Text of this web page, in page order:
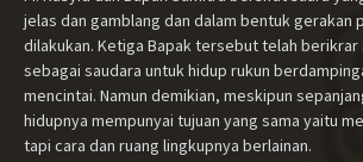
jelas dan gamblang dan dalam bentuk gerakan
dilakukan. Ketiga Bapak tersebut telah berikrar
sebagai saudara untuk hidup rukun
mencintai. Namun demikian, meskipun
hidupnya mempunyai tujuan yang sama yaitu
tapi cara dan ruang lingkupnya berlainan.